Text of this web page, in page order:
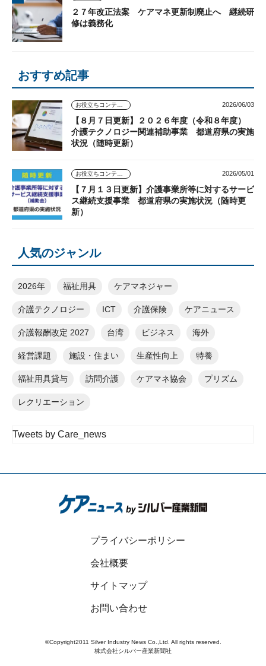
２７年改正法案 ケアマネ更新制廃止へ 継続研
修は義務化
おすすめ記事
2026/06/03
【８月７日更新】２０２６年度（令和８年度）
介護テクノロジー関連補助事業 都道府県の実施
状況（随時更新）
2026/05/01
【７月１３日更新】介護事業所等に対するサービ
ス継続支援事業 都道府県の実施状況（随時更
新）
人気のジャンル
2026年 福祉用具 ケアマネジャー
介護テクノロジー ICT 介護保険 ケアニュース
介護報酬改定 2027 台湾 ビジネス 海外
経営課題 施設・住まい 生産性向上 特養
福祉用具貸与 訪問介護 ケアマネ協会 プリズム
レクリエーション
Tweets by Care_news
プライバシーポリシー
会社概要
サイトマップ
お問い合わせ
©Copyright2011 Silver Industry News Co.,Ltd. All rights reserved.
株式会社シルバー産業新聞社